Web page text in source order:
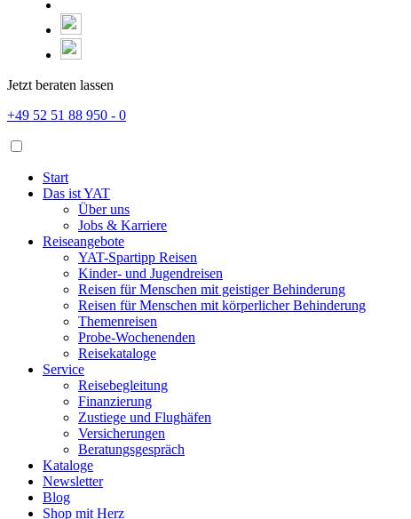
Jetzt beraten lassen
+49 52 51 88 950 - 0
Start
Das ist YAT
Über uns
Jobs & Karriere
Reiseangebote
YAT-Spartipp Reisen
Kinder- und Jugendreisen
Reisen für Menschen mit geistiger Behinderung
Reisen für Menschen mit körperlicher Behinderung
Themenreisen
Probe-Wochenenden
Reisekataloge
Service
Reisebegleitung
Finanzierung
Zustiege und Flughäfen
Versicherungen
Beratungsgespräch
Kataloge
Newsletter
Blog
Shop mit Herz